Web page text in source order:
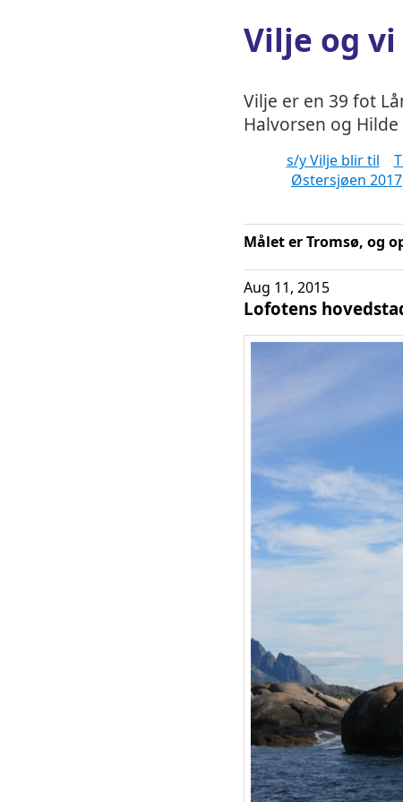
Vilje og vi
Vilje er en 39 fot
Halvorsen og
s/y Vilje blir til
Østersjøen 2017
Målet er Tromsø, og
Aug 11, 2015
Lofotens